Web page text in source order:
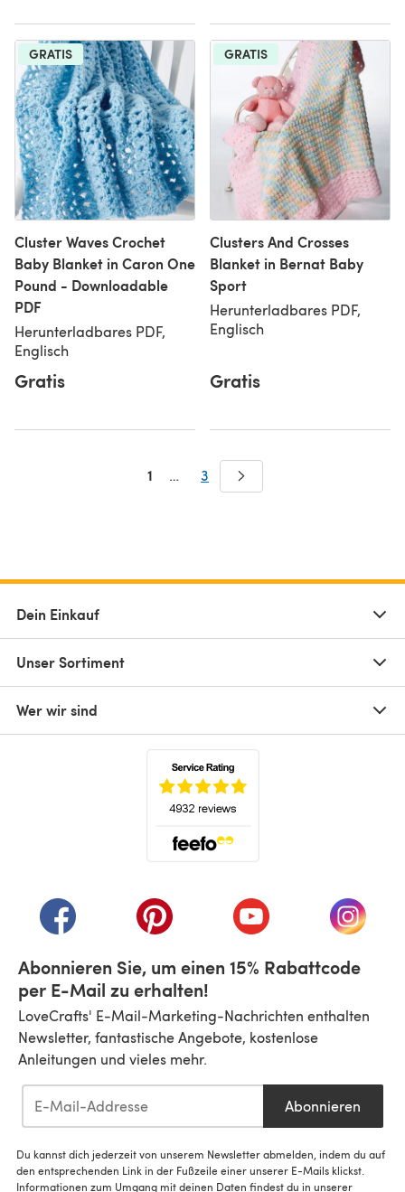
GRATIS
Cluster Waves Crochet
Baby Blanket in Caron One
Pound - Downloadable
PDF
Herunterladbares PDF,
Englisch
Gratis
GRATIS
Clusters And Crosses
Blanket in Bernat Baby
Sport
Herunterladbares PDF,
Englisch
Gratis
1 … 3
Dein Einkauf
Unser Sortiment
Wer wir sind
(öffnet sich in einem neuen Tab)
(öffnet sich in einem neuen Tab)
(öffnet sich in einem
(öffnet
Abonnieren Sie, um einen 15% Rabattcode
per E-Mail zu erhalten!
LoveCrafts' E-Mail-Marketing-Nachrichten enthalten
Newsletter, fantastische Angebote, kostenlose
Anleitungen und vieles mehr.
Abonnieren
Du kannst dich jederzeit von unserem Newsletter abmelden, indem du auf
den entsprechenden Link in der Fußzeile einer unserer E-Mails klickst.
Informationen zum Umgang mit deinen Daten findest du in unserer